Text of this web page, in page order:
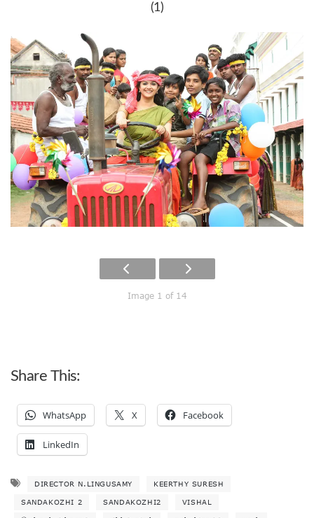
(1)
Image 1 of 14
Share This:
WhatsApp X Facebook
LinkedIn
DIRECTOR N.LINGUSAMY KEERTHY SURESH
SANDAKOZHI 2 SANDAKOZHI2 VISHAL